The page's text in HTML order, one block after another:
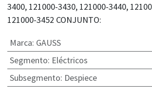
3400, 121000-3430, 121000-3440,
121000-3452 CONJUNTO:
Marca: GAUSS
Segmento: Eléctricos
Subsegmento: Despiece